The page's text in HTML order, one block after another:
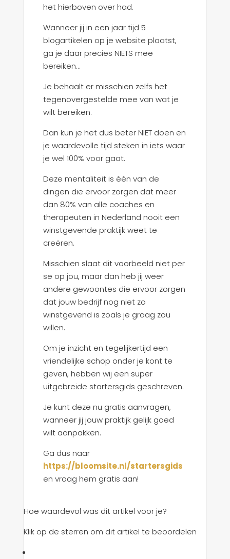
het hierboven over had.
Wanneer jij in een jaar tijd 5
blogartikelen op je website plaatst,
ga je daar precies NIETS mee
bereiken…
Je behaalt er misschien zelfs het
tegenovergestelde mee van wat je
wilt bereiken.
Dan kun je het dus beter NIET doen en
je waardevolle tijd steken in iets waar
je wel 100% voor gaat.
Deze mentaliteit is één van de
dingen die ervoor zorgen dat meer
dan 80% van alle coaches en
therapeuten in Nederland nooit een
winstgevende praktijk weet te
creëren.
Misschien slaat dit voorbeeld niet per
se op jou, maar dan heb jij weer
andere gewoontes die ervoor zorgen
dat jouw bedrijf nog niet zo
winstgevend is zoals je graag zou
willen.
Om je inzicht en tegelijkertijd een
vriendelijke schop onder je kont te
geven, hebben wij een super
uitgebreide startersgids geschreven.
Je kunt deze nu gratis aanvragen,
wanneer jij jouw praktijk gelijk goed
wilt aanpakken.
Ga dus naar
https://bloomsite.nl/startersgids
en vraag hem gratis aan!
Hoe waardevol was dit artikel voor je?
Klik op de sterren om dit artikel te beoordelen